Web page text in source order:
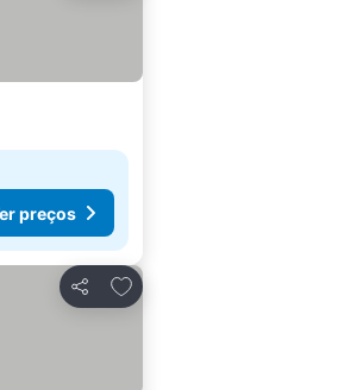
preços
Partilhar
Adicionar aos favoritos